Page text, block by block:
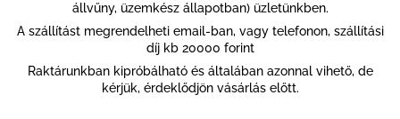
állvűny, üzemkész állapotban) üzletünkben.
A szállítást megrendelheti email-ban, vagy telefonon, szállítási
díj kb 20000 forint
Raktárunkban kipróbálható és általában azonnal vihető, de
kérjük, érdeklődjön vásárlás előtt.